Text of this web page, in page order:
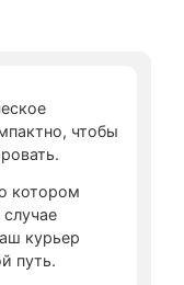
чтобы
котором
курьер
путь.